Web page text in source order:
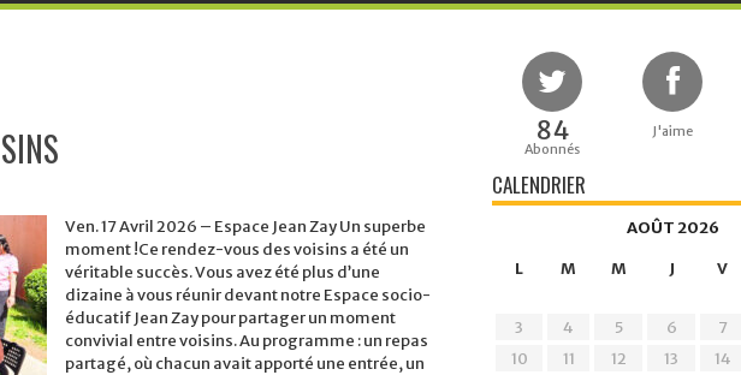
Ven. 17 Avril 2026 – Espace Jean Zay Un superbe
moment !Ce rendez-vous des voisins a été un
véritable succès. Vous avez été plus d’une
dizaine à vous réunir devant notre Espace socio-
éducatif Jean Zay pour partager un moment
convivial entre voisins. Au programme : un repas
partagé, où chacun avait apporté une entrée, un
84
Abonnés
J'aime
CALENDRIER
AOÛT 2026
L
M M J V
3
4 5 6 7
10
11 12 13 14